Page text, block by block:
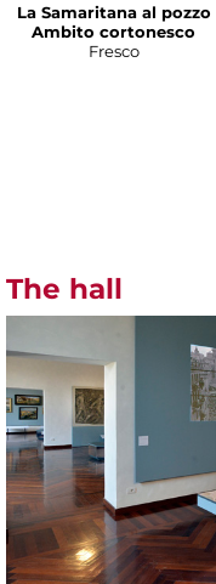
La Samaritana al pozzo
Ambito cortonesco
Fresco
The hall